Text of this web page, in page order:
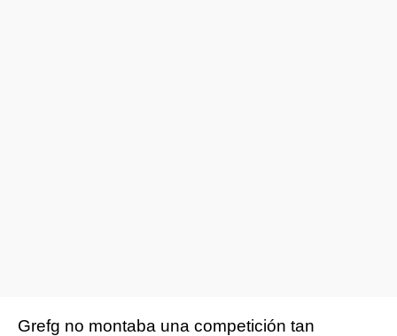
Grefg no montaba una competición tan